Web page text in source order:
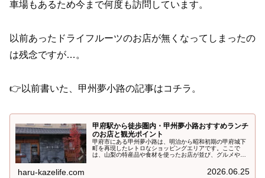
車場もあるため今まで何度も訪問しています。
以前あったドライフルーツのお店が無くなってしまったの
は残念ですが…。
👉以前書いた、甲州夢小路の記事はコチラ。
甲府駅から徒歩圏内・甲州夢小路おすすめランチ
のお店と観光ポイント
甲府市にある甲州夢小路は、明治から昭和初期の甲府城下
町を再現したレトロなショッピングエリアです。ここで
は、山梨の特産品や食材を使ったお店が並び、グルメやシ
haru-kazelife.com 2026.06.25